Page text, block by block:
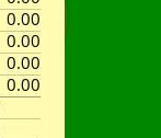
0.00
0.00
0.00
0.00